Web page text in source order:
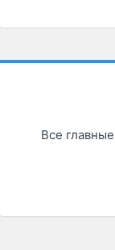
Все